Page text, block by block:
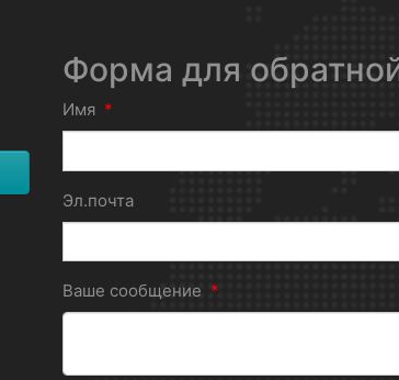
Форма для
Имя *
Эл.почта
Ваше сообщение *